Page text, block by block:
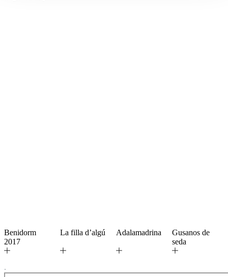
Benidorm
2017
La filla d’algú Adalamadrina
Gusanos de
seda